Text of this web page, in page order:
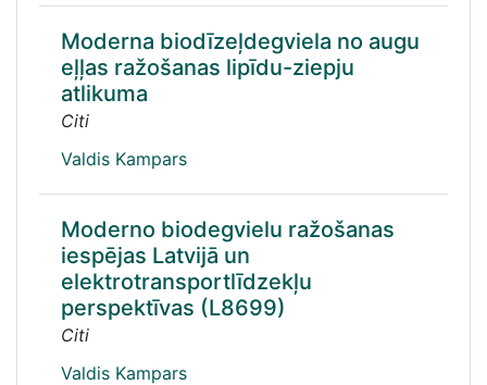
Moderna biodīzeļdegviela no augu
eļļas ražošanas lipīdu-ziepju
atlikuma
Citi
Valdis Kampars
Moderno biodegvielu ražošanas
iespējas Latvijā un
elektrotransportlīdzekļu
perspektīvas (L8699)
Citi
Valdis Kampars